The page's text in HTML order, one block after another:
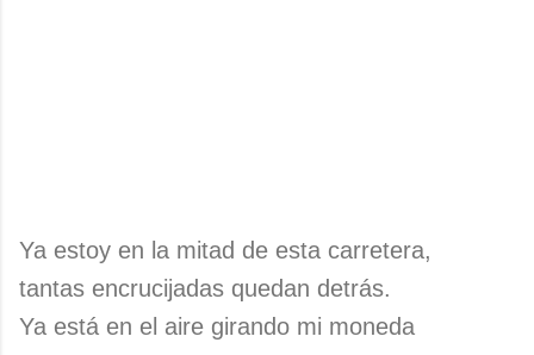
Ya estoy en la mitad de esta carretera,
tantas encrucijadas quedan detrás.
Ya está en el aire girando mi moneda